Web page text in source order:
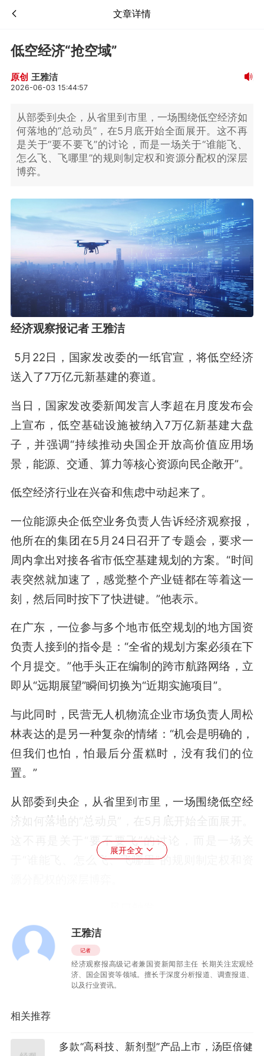
文章详情
低空经济“抢空域”
原创 王雅洁
2026-06-03 15:44:57
从部委到央企，从省里到市里，一场围绕低空经济如
何落地的“总动员”，在5月底开始全面展开。这不再
是关于“要不要飞”的讨论，而是一场关于“谁能飞、
怎么飞、飞哪里”的规则制定权和资源分配权的深层
博弈。
经济观察报记者 王雅洁
5月22日，国家发改委的一纸官宣，将低空经济
送入了7万亿元新基建的赛道。
当日，国家发改委新闻发言人李超在月度发布会
上宣布，低空基础设施被纳入7万亿新基建大盘
子，并强调“持续推动央国企开放高价值应用场
景，能源、交通、算力等核心资源向民企敞开”。
低空经济行业在兴奋和焦虑中动起来了。
一位能源央企低空业务负责人告诉经济观察报，
他所在的集团在5月24日召开了专题会，要求一
周内拿出对接各省市低空基建规划的方案。“时间
表突然就加速了，感觉整个产业链都在等着这一
刻，然后同时按下了快进键。”他表示。
在广东，一位参与多个地市低空规划的地方国资
负责人接到的指令是：“全省的规划方案必须在下
个月提交。”他手头正在编制的跨市航路网络，立
即从“远期展望”瞬间切换为“近期实施项目”。
与此同时，民营无人机物流企业市场负责人周松
林表达的是另一种复杂的情绪：“机会是明确的，
但我们也怕，怕最后分蛋糕时，没有我们的位
置。”
从部委到央企，从省里到市里，一场围绕低空经
这不再是关于“要不要飞”的讨论，而是一场关
于“谁能飞、怎么飞、飞哪里”的规则制定权和资
4月15日，国务院国资委召开中央企业低空经济
产业发展专题推进会，明确要求央企在严控风
险、确保安全的前提下，积极对接地方产业规
加上5月22日上述发布会召开，两道政策接连落
地。一堵由旧有空域管理体制和封闭运营模式构
展开全文
王雅洁
记者
经济观察报高级记者兼国资新闻部主任 长期关注宏观经
济、国企国资等领域。擅长于深度分析报道、调查报道、
以及行业资讯。
相关推荐
多款“高科技、新剂型”产品上市，汤臣倍健